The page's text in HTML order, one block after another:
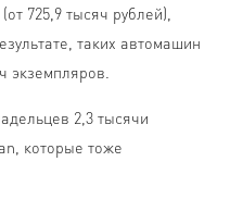
725,9 тысяч рублей),
таких автомашин
экземпляров.
2,3 тысячи
которые тоже